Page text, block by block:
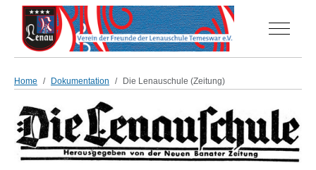
Off-
Home Dokumentation Die Lenauschule (Zeitung)